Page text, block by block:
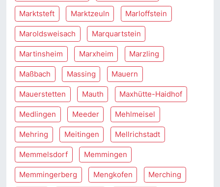
Marktsteft Marktzeuln Marloffstein
Maroldsweisach Marquartstein
Martinsheim Marxheim Marzling
Maßbach Massing Mauern
Mauerstetten Mauth Maxhütte-Haidhof
Medlingen Meeder Mehlmeisel
Mehring Meitingen Mellrichstadt
Memmelsdorf Memmingen
Memmingerberg Mengkofen Merching